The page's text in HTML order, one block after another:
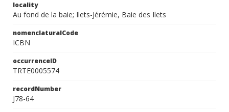
locality
Au fond de la baie; Ilets-Jérémie, Baie des Ilets
nomenclaturalCode
ICBN
occurrenceID
TRTE0005574
recordNumber
J78-64